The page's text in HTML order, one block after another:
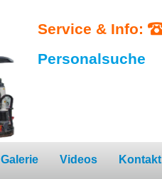
Service & Info:
Personalsuche
Galerie Videos Kontakt